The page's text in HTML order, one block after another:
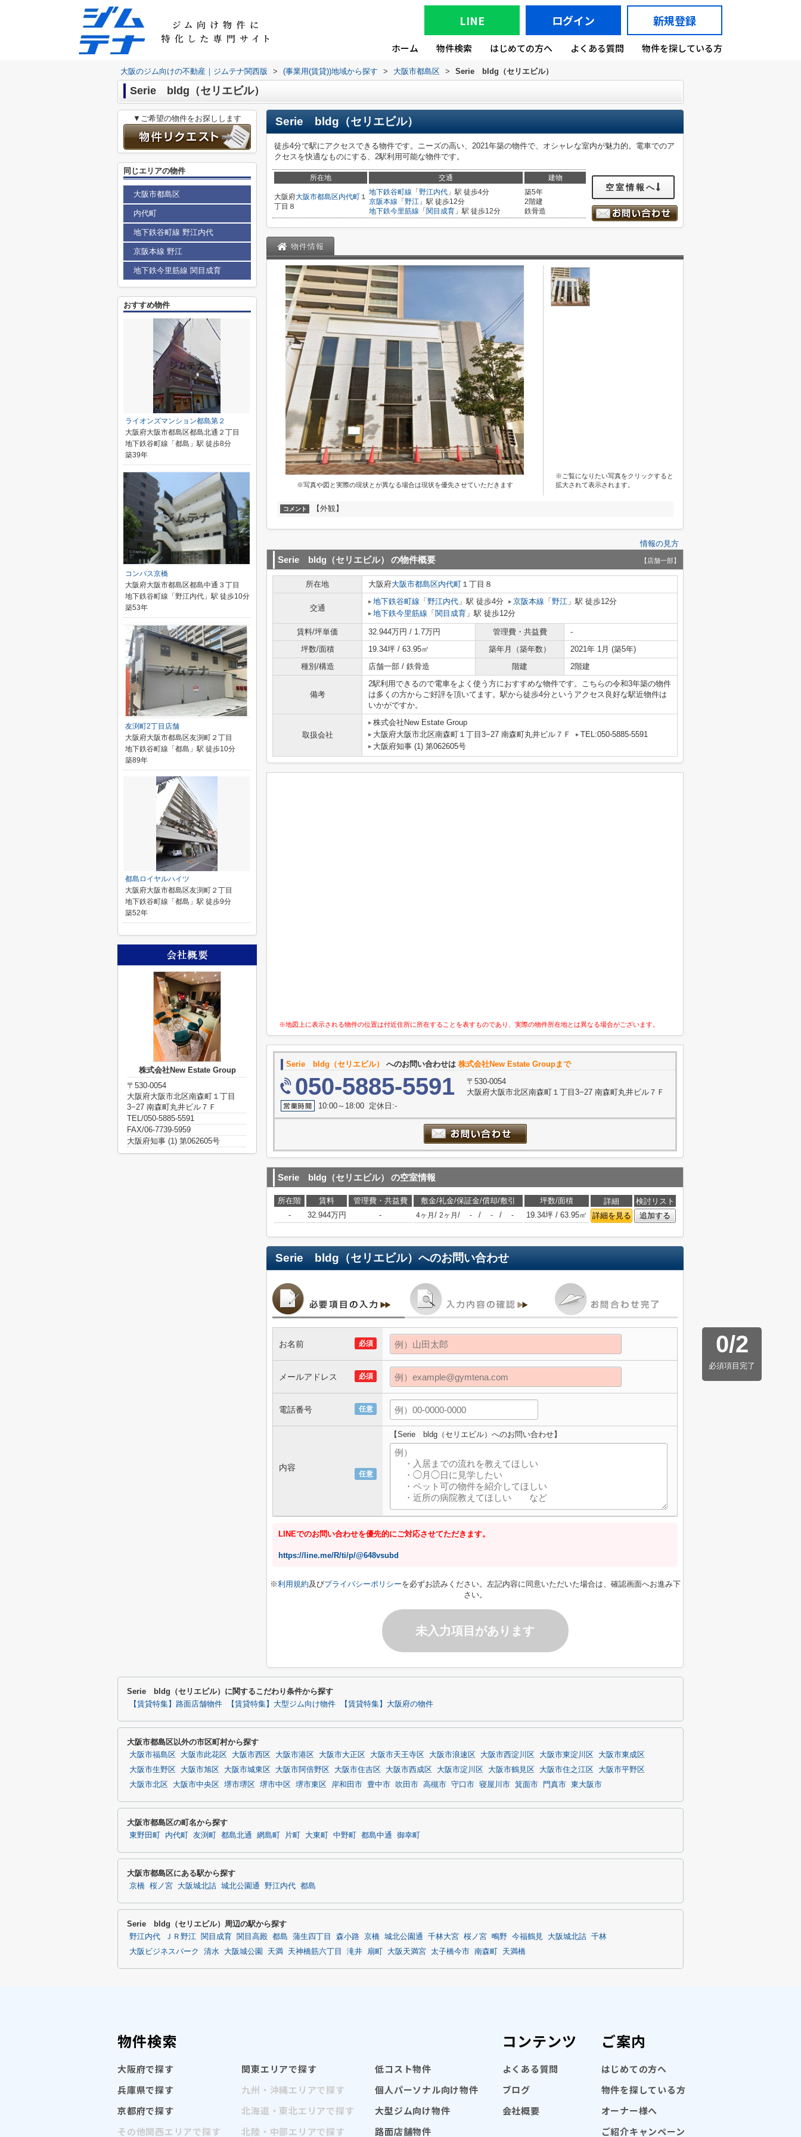
LINE ログイン 新規登録
ホーム 物件検索 はじめての方へ よくある質問 物件を探している方
大阪のジム向けの不動産｜ジムテナ関西版 > (事業用(賃貸))地域から探す > 大阪市都島区 > Serie bldg（セリエビル）
Serie bldg（セリエビル）
Serie bldg（セリエビル）
徒歩4分で駅にアクセスできる物件です。ニーズの高い、2021年築の物件で、オシャレな室内が魅力的。電車でのア
クセスを快適なものにする、2駅利用可能な物件です。
所在地 交通 建物
大阪府大阪市都島区内代町 １
丁目８
地下鉄谷町線 「 野江内代 」駅 徒歩4分
京阪本線 「 野江 」駅 徒歩12分
地下鉄今里筋線 「 関目成育 」駅 徒歩12分
築5年
2階建
鉄骨造
空室情報へ
物件情報
※写真や図と実際の現状とが異なる場合は現状を優先させていただきます
※ご覧になりたい写真をクリックすると
拡大されて表示されます。
コメント 【外観】
情報の見方
Serie bldg（セリエビル） の物件概要 【店舗一部】
所在地 大阪府大阪市都島区内代町 １丁目８
交通
地下鉄谷町線 「 野江内代 」駅 徒歩4分 京阪本線 「 野江 」駅 徒歩12分
地下鉄今里筋線 「 関目成育 」駅 徒歩12分
賃料/坪単価 32.944万円 / 1.7万円 管理費・共益費
-
坪数/面積
19.34坪 / 63.95㎡ 築年月（築年数）
2021年 1月 (築5年)
種別/構造
店舗一部 / 鉄骨造 階建 2階建
備考
2駅利用できるので電車をよく使う方におすすめな物件です。こちらの令和3年築の物件
は多くの方からご好評を頂いてます。駅から徒歩4分というアクセス良好な駅近物件は
いかがですか。
取扱会社
株式会社New Estate Group
大阪府大阪市北区南森町１丁目3−27 南森町丸井ビル７Ｆ
TEL:050-5885-5591
大阪府知事 (1) 第062605号
※地図上に表示される物件の位置は付近住所に所在することを表すものであり、実際の物件所在地とは異なる場合がございます。
Serie bldg（セリエビル） へのお問い合わせは 株式会社New Estate Groupまで
050-5885-5591
〒530-0054
大阪府大阪市北区南森町１丁目3−27 南森町丸井ビル７Ｆ
10:00～18:00 定休日:-
Serie bldg（セリエビル） の空室情報
所在階 賃料 管理費・共益費 敷金/礼金/保証金/償却/敷引 坪数/面積 詳細
検討リスト
-
32.944万円 - 4ヶ月 / 2ヶ月 / - / - / - 19.34坪 / 63.95㎡ 詳細を見る 追加する
Serie bldg（セリエビル） へのお問い合わせ
0/2
必須項目完了
必須
お名前
必須
メールアドレス
任意
電話番号
任意
内容
【Serie bldg（セリエビル）へのお問い合わせ】
LINEでのお問い合わせを優先的にご対応させてただきます。
https://line.me/R/ti/p/@648vsubd
※利用規約及びプライバシーポリシーを必ずお読みください。左記内容に同意いただいた場合は、確認画面へお進み下
さい。
未入力項目があります
▼ご希望の物件をお探しします
同じエリアの物件
大阪市都島区
内代町
地下鉄谷町線 野江内代
京阪本線 野江
地下鉄今里筋線 関目成育
おすすめ物件
ライオンズマンション都島第２
大阪府大阪市都島区都島北通２丁目
地下鉄谷町線「都島」駅 徒歩8分
築39年
コンパス京橋
大阪府大阪市都島区都島中通３丁目
地下鉄谷町線「野江内代」駅 徒歩10分
築53年
友渕町2丁目店舗
大阪府大阪市都島区友渕町２丁目
地下鉄谷町線「都島」駅 徒歩10分
築89年
都島ロイヤルハイツ
大阪府大阪市都島区友渕町２丁目
地下鉄谷町線「都島」駅 徒歩9分
築52年
株式会社New Estate Group
〒530-0054
大阪府大阪市北区南森町１丁目
3−27 南森町丸井ビル７Ｆ
TEL/050-5885-5591
FAX/06-7739-5959
大阪府知事 (1) 第062605号
Serie bldg（セリエビル）に関するこだわり条件から探す
【賃貸特集】路面店舗物件 【賃貸特集】大型ジム向け物件 【賃貸特集】大阪府の物件
大阪市都島区以外の市区町村から探す
大阪市福島区 大阪市此花区 大阪市西区 大阪市港区 大阪市大正区 大阪市天王寺区 大阪市浪速区 大阪市西淀川区 大阪市東淀川区
大阪市東成区
大阪市生野区
大阪市旭区 大阪市城東区 大阪市阿倍野区 大阪市住吉区 大阪市西成区 大阪市淀川区 大阪市鶴見区 大阪市住之江区
大阪市平野区
大阪市北区
大阪市中央区 堺市堺区 堺市中区 堺市東区 岸和田市 豊中市 吹田市 高槻市 守口市 寝屋川市 箕面市 門真市 東大阪市
大阪市都島区の町名から探す
東野田町 内代町 友渕町 都島北通 網島町 片町 大東町 中野町 都島中通 御幸町
大阪市都島区にある駅から探す
京橋 桜ノ宮 大阪城北詰 城北公園通 野江内代 都島
Serie bldg（セリエビル）周辺の駅から探す
野江内代 ＪＲ野江 関目成育 関目高殿 都島 蒲生四丁目 森小路 京橋 城北公園通 千林大宮 桜ノ宮 鴫野 今福鶴見 大阪城北詰 千林
大阪ビジネスパーク
清水 大阪城公園 天満 天神橋筋六丁目 滝井 扇町 大阪天満宮 太子橋今市 南森町 天満橋
物件検索
大阪府で探す
兵庫県で探す
京都府で探す
その他関西エリアで探す
関東エリアで探す
九州・沖縄エリアで探す
北海道・東北エリアで探す
北陸・中部エリアで探す
低コスト物件
個人パーソナル向け物件
大型ジム向け物件
路面店舗物件
コンテンツ
よくある質問
ブログ
会社概要
ご案内
はじめての方へ
物件を探している方
オーナー様へ
ご紹介キャンペーン